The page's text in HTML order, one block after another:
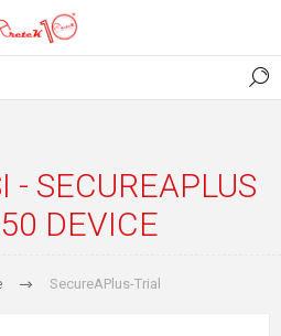
ABOUT US
- SECUREAPLUS
DEVICE
SecureAPlus-Trial